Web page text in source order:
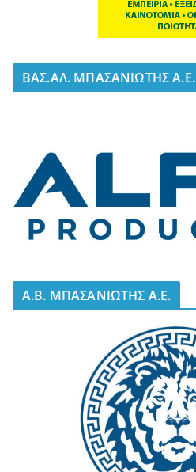
BΑΣ.ΑΛ. ΜΠΑΣΑΝΙΩΤΗΣ Α.Ε.
A.B. ΜΠΑΣΑΝΙΩΤΗΣ Α.Ε.